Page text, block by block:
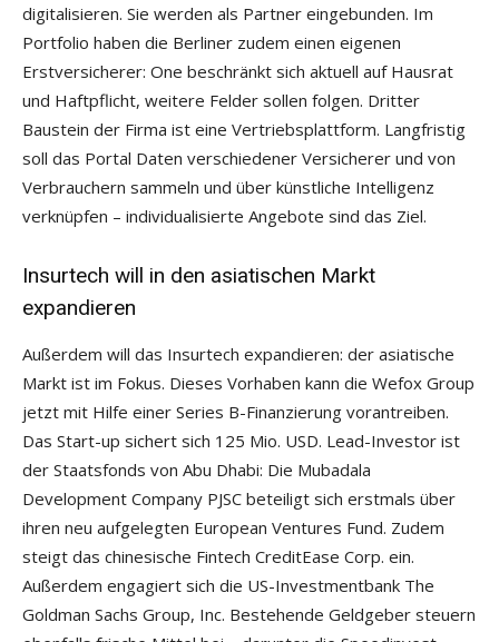
digitalisieren. Sie werden als Partner eingebunden. Im
Portfolio haben die Berliner zudem einen eigenen
Erstversicherer: One beschränkt sich aktuell auf Hausrat
und Haftpflicht, weitere Felder sollen folgen. Dritter
Baustein der Firma ist eine Vertriebsplattform. Langfristig
soll das Portal Daten verschiedener Versicherer und von
Verbrauchern sammeln und über künstliche Intelligenz
verknüpfen – individualisierte Angebote sind das Ziel.
Insurtech will in den asiatischen Markt
expandieren
Außerdem will das Insurtech expandieren: der asiatische
Markt ist im Fokus. Dieses Vorhaben kann die Wefox Group
jetzt mit Hilfe einer Series B-Finanzierung vorantreiben.
Das Start-up sichert sich 125 Mio. USD. Lead-Investor ist
der Staatsfonds von Abu Dhabi: Die Mubadala
Development Company PJSC beteiligt sich erstmals über
ihren neu aufgelegten European Ventures Fund. Zudem
steigt das chinesische Fintech CreditEase Corp. ein.
Außerdem engagiert sich die US-Investmentbank The
Goldman Sachs Group, Inc. Bestehende Geldgeber steuern